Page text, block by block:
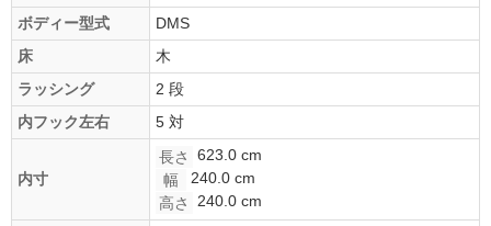
ボディー型式
DMS
床
木
ラッシング
2 段
内フック左右
5 対
内寸
長さ
623.0 cm
幅
240.0 cm
高さ
240.0 cm